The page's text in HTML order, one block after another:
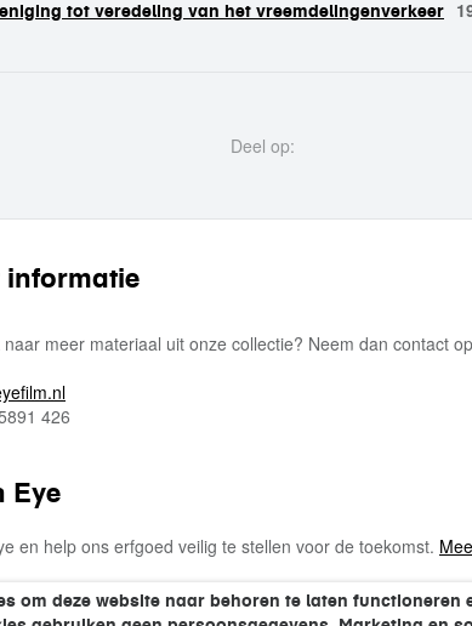
om deze website naar behoren te laten
tot veredeling van het vreemdelingenverkeer
Deel op:
informatie
meer materiaal uit onze collectie? Neem dan contact
426
Eye
en help ons erfgoed veilig te stellen voor de toekomst.